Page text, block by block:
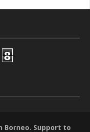
8
Borneo. Support to